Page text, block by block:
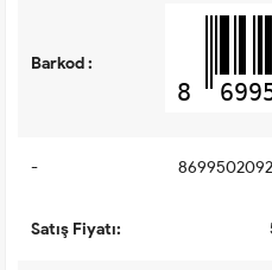
Barkod :
8
-
Satış Fiyatı: